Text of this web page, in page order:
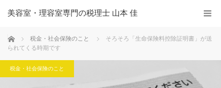
美容室・理容室専門の税理士 山本 佳
ホーム 税金・社会保険のこと
そろそろ「生命保険料控除証明書」が送
られてくる時期です
税金・社会保険のこと